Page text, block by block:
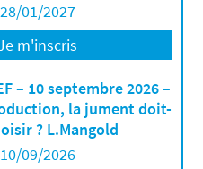
28/01/2027
m'inscris
– 10 septembre 2026 –
la jument doit-
? L.Mangold
10/09/2026